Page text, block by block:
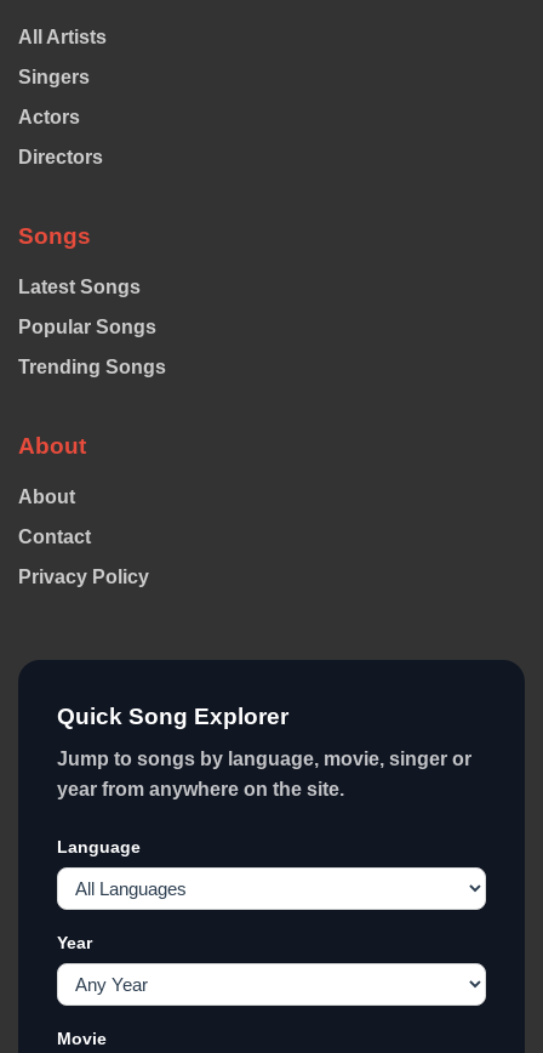
All Artists
Singers
Actors
Directors
Songs
Latest Songs
Popular Songs
Trending Songs
About
About
Contact
Privacy Policy
Quick Song Explorer
Jump to songs by language, movie, singer or
year from anywhere on the site.
Language
Year
Movie